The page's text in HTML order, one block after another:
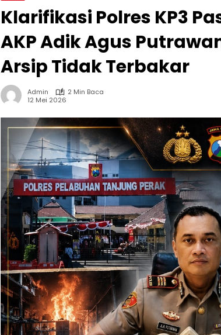
Klarifikasi Polres KP3
AKP Adik Agus
Arsip Tidak Terbakar
Admin
2 Min Baca
12 Mei 2026